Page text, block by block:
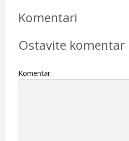
Komentari
Ostavite komentar
Komentar